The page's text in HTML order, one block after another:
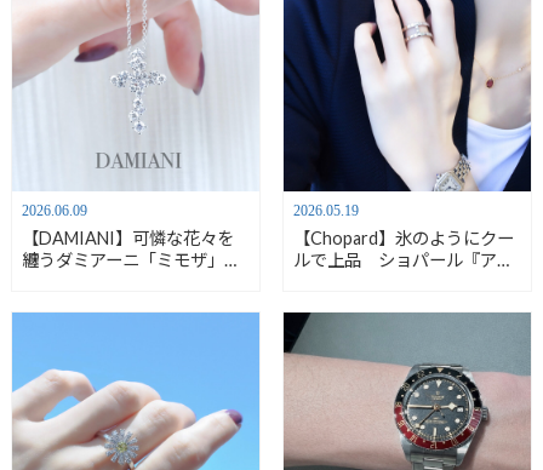
2026.06.09
【DAMIANI】可憐な花々を
纏うダミアーニ「ミモザ」ペ
2026.05.19
【Chopard】氷のようにクー
ルで上品 ショパール『アイ